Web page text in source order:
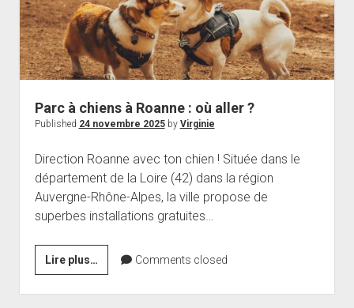
Parc à chiens à Roanne : où aller ?
Published 24 novembre 2025by Virginie
Direction Roanne avec ton chien ! Située dans le
département de la Loire (42) dans la région
Auvergne-Rhône-Alpes, la ville propose de
superbes installations gratuites…
Lire plus… Parc
à
chiens
Comments closed